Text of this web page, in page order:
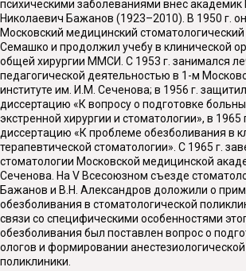
психическими заболеваниями внес
Николаевич Бажанов (1923–2010). В 1950 г.
Московский медицинский стоматологический
Семашко и продолжил учебу в клинической
общей хирургии ММСИ. С 1953 г. занимался
педагогической деятельностью в 1-м
институте им. И.М. Сеченова; в 1956 г.
диссертацию «К вопросу о подготовке
экстренной хирургии и стоматологии», в 1965
диссер­тацию «К проблеме обезболивания в
терапевтической сто­матологии». С 1965 г.
стоматологии Московской медицинской
Сеченова. На V Всесоюзном съезде
Бажанов и В.Н. Александров доложили о
обезболивания в стоматологической
связи со специфическими особенностями
обезболивания был поставлен вопрос о
ологов и формировании
поликлиники.